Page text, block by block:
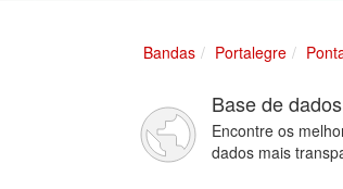
Bandas Portalegre
Base de
Encontre os
dados mais